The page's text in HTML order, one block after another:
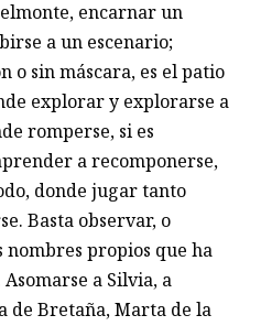
encarnar un
a un escenario;
o sin máscara, es el patio
explorar y explorarse a
romperse, si es
a recomponerse,
donde jugar tanto
Basta observar, o
nombres propios que ha
a Silvia, a
de Bretaña, Marta de la